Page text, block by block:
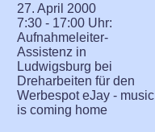
27. April 2000
7:30 - 17:00 Uhr:
Aufnahmeleiter-
Assistenz in
Ludwigsburg bei
Dreharbeiten für den
Werbespot eJay - music
is coming home